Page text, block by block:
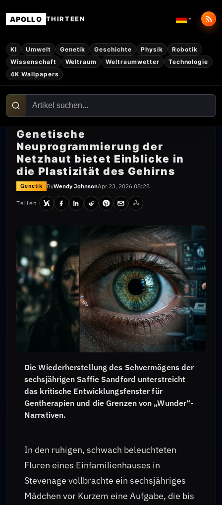
APOLLO THIRTEEN
KI Umwelt Genetik Geschichte Physik
Robotik
Wissenschaft
Weltraum Weltraumwetter
Technologie
4K Wallpapers
Genetische
Neuprogrammierung der
Netzhaut bietet Einblicke in
die Plastizität des Gehirns
Genetik ByWendy JohnsonApr 23, 2026 08:28
Teilen
Die Wiederherstellung des Sehvermögens der
sechsjährigen Saffie Sandford unterstreicht
das kritische Entwicklungsfenster für
Gentherapien und die Grenzen von „Wunder“-
Narrativen.
In den ruhigen, schwach beleuchteten
Fluren eines Einfamilienhauses in
Stevenage vollbrachte ein sechsjähriges
Mädchen vor Kurzem eine Aufgabe, die bis